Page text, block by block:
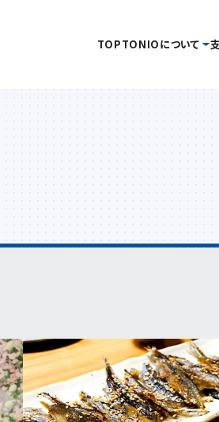
TOPTONIOについて
プロジェクト推進